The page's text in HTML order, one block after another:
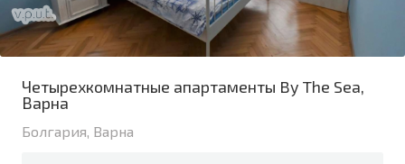
Четырехкомнатные апартаменты By The Sea,
Варна
Болгария, Варна